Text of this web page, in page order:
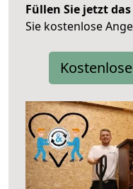
Füllen Sie jetzt
Sie kostenlose